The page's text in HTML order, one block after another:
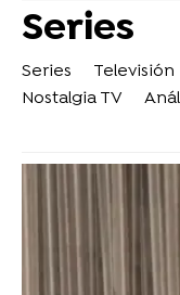
Series
Series Televisión
Nostalgia TV